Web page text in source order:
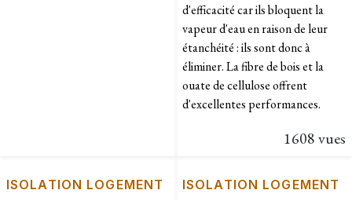
d'efficacité car ils bloquent la
vapeur d'eau en raison de leur
étanchéité : ils sont donc à
éliminer. La fibre de bois et la
ouate de cellulose offrent
d'excellentes performances.
1608 vues
ISOLATION LOGEMENT ISOLATION LOGEMENT